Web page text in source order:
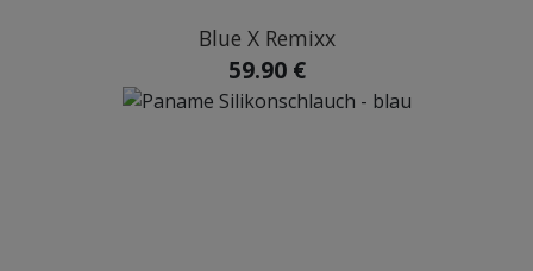
Blue X Remixx
59.90 €